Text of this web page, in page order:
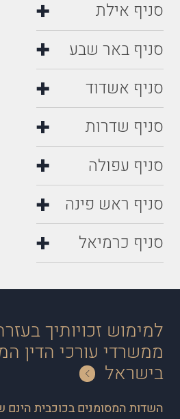
סניף אילת
סניף באר שבע
סניף אשדוד
סניף שדרות
סניף עפולה
סניף ראש פינה
סניף כרמיאל
למימוש זכויותיך
ממשרדי עורכי הדין
בישראל
השדות המסומנים בכוכבית הינם